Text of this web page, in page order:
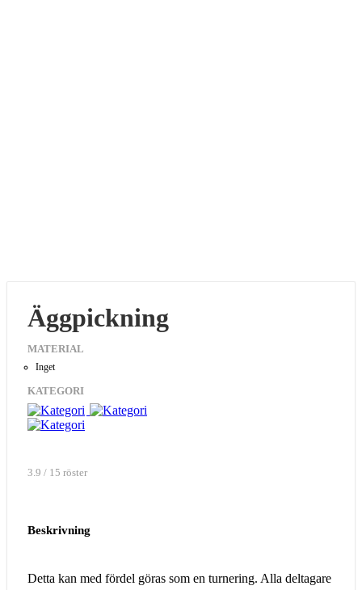
Äggpickning
MATERIAL
Inget
KATEGORI
3.9 / 15 röster
Beskrivning
Detta kan med fördel göras som en turnering. Alla deltagare